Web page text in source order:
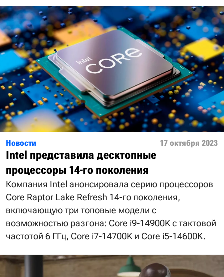
Новости 17 октября 2023
Intel представила десктопные
процессоры 14-го поколения
Компания Intel анонсировала серию процессоров
Core Raptor Lake Refresh 14-го поколения,
включающую три топовые модели с
возможностью разгона: Core i9-14900K с тактовой
частотой 6 ГГц, Core i7-14700K и Core i5-14600K.